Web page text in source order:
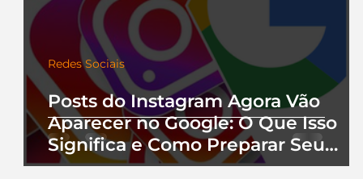
Posts do Instagram Agora Vão
Aparecer no Google: O Que Isso
Significa e Como Preparar Seu
Perfil
Redes Sociais